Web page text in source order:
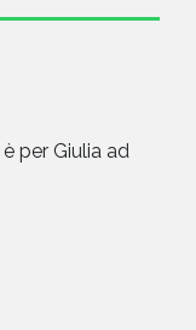
per Giulia ad